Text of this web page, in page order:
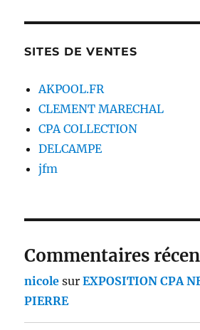
SITES DE VENTES
AKPOOL.FR
CLEMENT MARECHAL
CPA COLLECTION
DELCAMPE
jfm
Commentaires
nicole surEXPOSITION CPA
PIERRE